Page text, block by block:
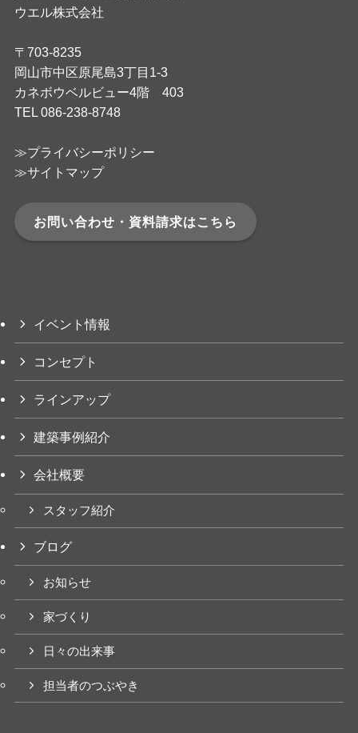
ウエル株式会社
〒703-8235
岡山市中区原尾島3丁目1-3
カネボウベルビュー4階 403
TEL 086-238-8748
≫プライバシーポリシー
≫サイトマップ
お問い合わせ・資料請求はこちら
イベント情報
コンセプト
ラインアップ
建築事例紹介
会社概要
スタッフ紹介
ブログ
お知らせ
家づくり
日々の出来事
担当者のつぶやき